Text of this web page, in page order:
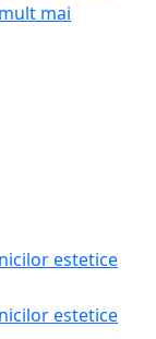
mai